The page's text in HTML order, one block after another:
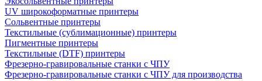
UV широкоформатные принтеры
Сольвентные принтеры
Текстильные (сублимационные) принтеры
Пигментные принтеры
Текстильные (DTF) принтеры
Фрезерно-гравировальные станки с ЧПУ
Фрезерно-гравировальные станки с ЧПУ для производства